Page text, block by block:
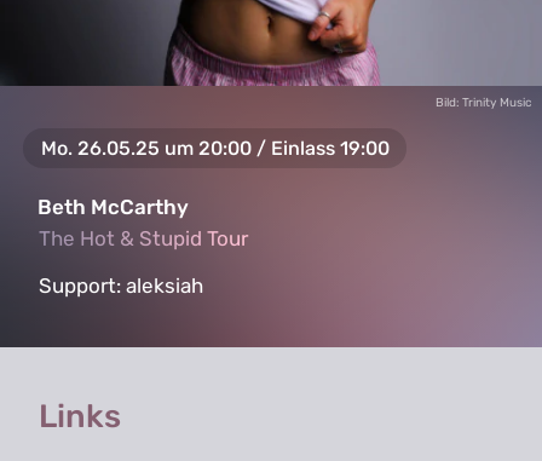
Mo. 26.05.25 um 20:00 / Einlass 19:00
Beth McCarthy
The Hot & Stupid Tour
The Hot & Stupid Tour
Support: aleksiah
Bild: Trinity Music
Links